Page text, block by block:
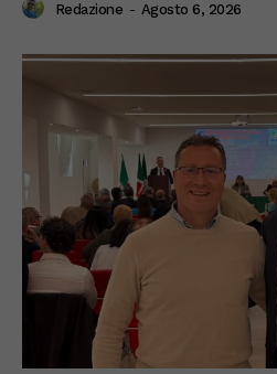
Redazione - Agosto 6, 2026